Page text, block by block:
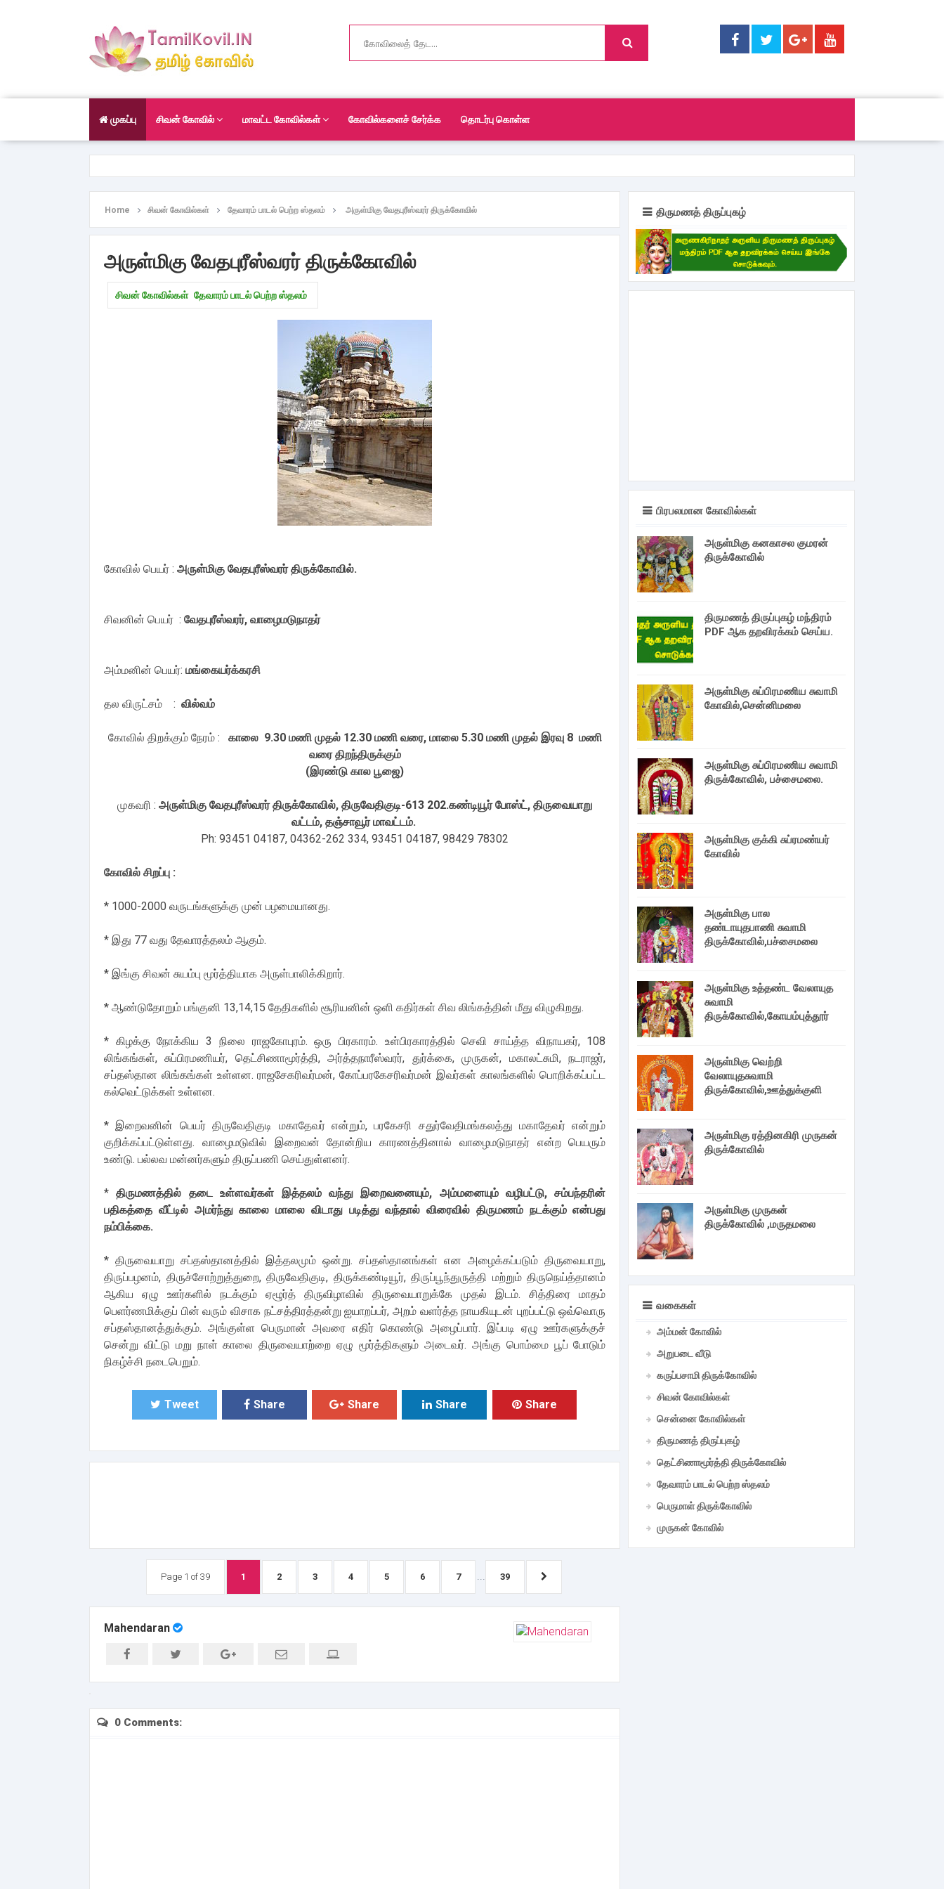
முகப்பு சிவன் கோவில் மாவட்ட கோவில்கள் கோவில்களைச் சேர்க்க தொடர்பு கொள்ள
Home சிவன் கோவில்கள் தேவாரம் பாடல் பெற்ற ஸ்தலம் அருள்மிகு வேதபுரீஸ்வரர் திருக்கோவில்
அருள்மிகு வேதபுரீஸ்வரர் திருக்கோவில்
சிவன் கோவில்கள் தேவாரம் பாடல் பெற்ற ஸ்தலம்
கோவில் பெயர் : அருள்மிகு வேதபுரீஸ்வரர் திருக்கோவில்.
சிவனின் பெயர் : வேதபுரீஸ்வரர், வாழைமடுநாதர்
அம்மனின் பெயர்: மங்கையர்க்கரசி
தல விருட்சம் : வில்வம்
கோவில் திறக்கும் நேரம் : காலை 9.30 மணி முதல் 12.30 மணி வரை, மாலை 5.30 மணி முதல் இரவு 8 மணி
வரை திறந்திருக்கும்
(இரண்டு கால பூஜை)
முகவரி :அருள்மிகு வேதபுரீஸ்வரர் திருக்கோவில், திருவேதிகுடி-613 202.கண்டியூர் போஸ்ட், திருவையாறு
வட்டம், தஞ்சாவூர் மாவட்டம்.
Ph: 93451 04187, 04362-262 334, 93451 04187, 98429 78302
கோவில் சிறப்பு :
* 1000-2000 வருடங்களுக்கு முன் பழமையானது.
* இது 77 வது தேவாரத்தலம் ஆகும்.
* இங்கு சிவன் சுயம்பு மூர்த்தியாக அருள்பாலிக்கிறார்.
* ஆண்டுதோறும் பங்குனி 13,14,15 தேதிகளில் சூரியனின் ஒளி கதிர்கள் சிவ லிங்கத்தின் மீது விழுகிறது.
* கிழக்கு நோக்கிய 3 நிலை ராஜகோபுரம். ஒரு பிரகாரம். உள்பிரகாரத்தில் செவி சாய்த்த விநாயகர், 108
லிங்கங்கள், சுப்பிரமணியர், தெட்சிணாமூர்த்தி, அர்த்தநாரீஸ்வரர், துர்க்கை, முருகன், மகாலட்சுமி, நடராஜர்,
சப்தஸ்தான லிங்கங்கள் உள்ளன. ராஜசேகரிவர்மன், கோப்பரகேசரிவர்மன் இவர்கள் காலங்களில் பொறிக்கப்பட்ட
கல்வெட்டுக்கள் உள்ளன.
* இறைவனின் பெயர் திருவேதிகுடி மகாதேவர் என்றும், பரகேசரி சதுர்வேதிமங்கலத்து மகாதேவர் என்றும்
குறிக்கப்பட்டுள்ளது. வாழைமடுவில் இறைவன் தோன்றிய காரணத்தினால் வாழைமடுநாதர் என்ற பெயரும்
உண்டு. பல்லவ மன்னர்களும் திருப்பணி செய்துள்ளனர்.
*திருமணத்தில் தடை உள்ளவர்கள் இத்தலம் வந்து இறைவனையும், அம்மனையும் வழிபட்டு, சம்பந்தரின்
பதிகத்தை வீட்டில் அமர்ந்து காலை மாலை விடாது படித்து வந்தால் விரைவில் திருமணம் நடக்கும் என்பது
நம்பிக்கை.
* திருவையாறு சப்தஸ்தானத்தில் இத்தலமும் ஒன்று. சப்தஸ்தானங்கள் என அழைக்கப்படும் திருவையாறு,
திருப்பழனம், திருச்சோற்றுத்துறை, திருவேதிகுடி, திருக்கண்டியூர், திருப்பூந்துருத்தி மற்றும் திருநெய்த்தானம்
ஆகிய ஏழு ஊர்களில் நடக்கும் ஏழூர்த் திருவிழாவில் திருவையாறுக்கே முதல் இடம். சித்திரை மாதம்
பெளர்ணமிக்குப் பின் வரும் விசாக நட்சத்திரத்தன்று ஐயாறப்பர், அறம் வளர்த்த நாயகியுடன் புறப்பட்டு ஒவ்வொரு
சப்தஸ்தானத்துக்கும். அங்குள்ள பெருமான் அவரை எதிர் கொண்டு அழைப்பார். இப்படி ஏழு ஊர்களுக்குச்
சென்று விட்டு மறு நாள் காலை திருவையாற்றை ஏழு மூர்த்திகளும் அடைவர். அங்கு பொம்மை பூப் போடும்
நிகழ்ச்சி நடைபெறும்.
Tweet Share Share Share Share
Page 1 of 39 1 2 3 4 5 6 7 39
Mahendaran
0 Comments:
திருமணத் திருப்புகழ்
பிரபலமான கோவில்கள்
அருள்மிகு கனகாசல குமரன்
திருக்கோவில்
திருமணத் திருப்புகழ் மந்திரம்
PDF ஆக தறவிரக்கம் செய்ய.
அருள்மிகு சுப்பிரமணிய சுவாமி
கோவில்,சென்னிமலை
அருள்மிகு சுப்பிரமணிய சுவாமி
திருக்கோவில், பச்சைமலை.
அருள்மிகு குக்கி சுப்ரமண்யர்
கோவில்
அருள்மிகு பால
தண்டாயுதபாணி சுவாமி
திருக்கோவில்,பச்சைமலை
அருள்மிகு உத்தண்ட வேலாயுத
சுவாமி
திருக்கோவில்,கோயம்புத்தூர்
அருள்மிகு வெற்றி
வேலாயுதசுவாமி
திருக்கோவில்,ஊத்துக்குளி
அருள்மிகு ரத்தினகிரி முருகன்
திருக்கோவில்
அருள்மிகு முருகன்
திருக்கோவில் ,மருதமலை
வகைகள்
அம்மன் கோவில்
அறுபடை வீடு
கருப்பசாமி திருக்கோவில்
சிவன் கோவில்கள்
சென்னை கோவில்கள்
திருமணத் திருப்புகழ்
தெட்சிணாமூர்த்தி திருக்கோவில்
தேவாரம் பாடல் பெற்ற ஸ்தலம்
பெருமாள் திருக்கோவில்
முருகன் கோவில்